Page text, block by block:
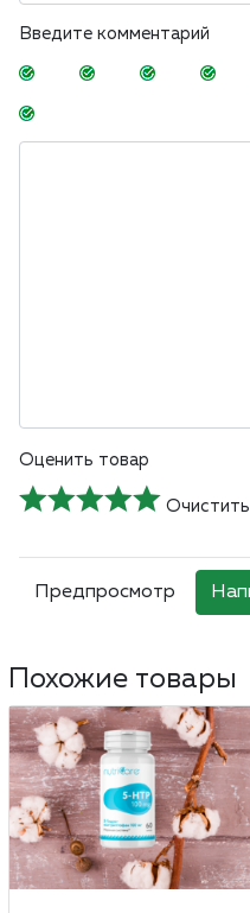
Введите комментарий
Оценить товар
Очистить
Похожие товары